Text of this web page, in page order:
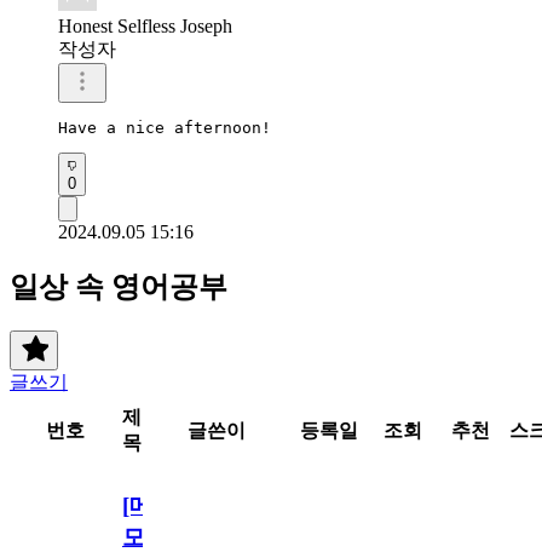
Honest Selfless Joseph
작성자
Have a nice afternoon!
0
2024.09.05 15:16
일상 속 영어공부
글쓰기
번호
제
목
글쓴이 등록일 조회 추천 스
[메
모